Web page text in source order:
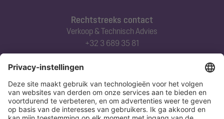
Rechtstreeks contact
Verkoop & Technisch Advies
+32 3 689 35 81
Abonneert u zich op onze nieuwsbrief
Nu aanmelden